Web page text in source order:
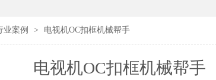
业案例 > 电视机OC扣框机械帮手
电视机OC扣框机械帮手